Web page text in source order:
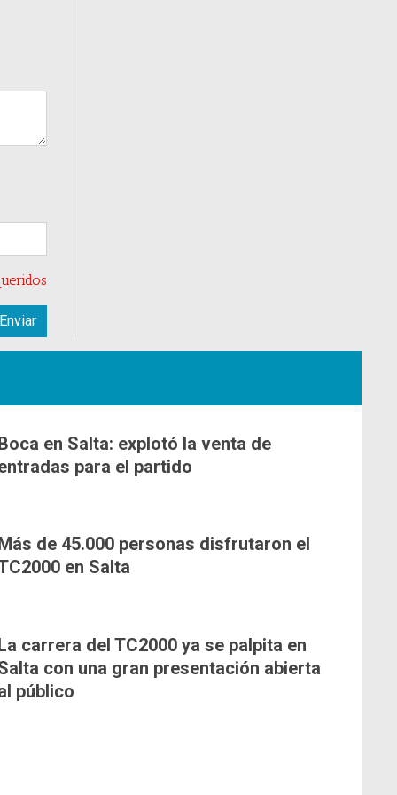
en Salta: explotó la venta de
para el partido
de 45.000 personas disfrutaron el
en Salta
carrera del TC2000 ya se palpita en
con una gran presentación abierta
público